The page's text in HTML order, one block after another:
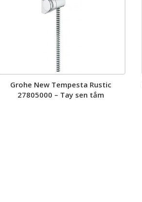
Grohe New Tempesta Rustic
27805000 – Tay sen tắm